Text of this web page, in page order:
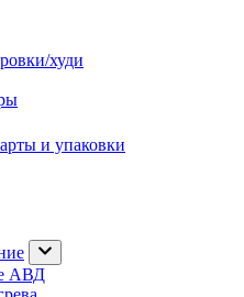
худи
и упаковки
АВД